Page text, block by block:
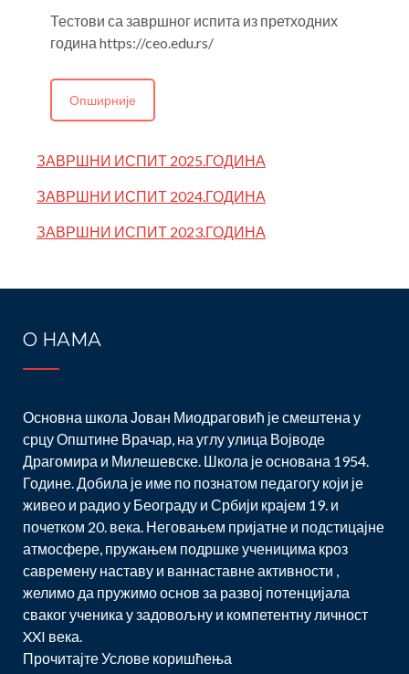
Тестови са завршног испита из претходних
година https://ceo.edu.rs/
Опширније
ЗАВРШНИ ИСПИТ 2025.ГОДИНА
ЗАВРШНИ ИСПИТ 2024.ГОДИНА
ЗАВРШНИ ИСПИТ 2023.ГОДИНА
О НАМА
Основна школа Јован Миодраговић је смештена у
срцу Општине Врачар, на углу улица Војводе
Драгомира и Милешевске. Школа је основана 1954.
Године. Добила је име по познатом педагогу који је
живео и радио у Београду и Србији крајем 19. и
почетком 20. века. Неговањем пријатне и подстицајне
атмосфере, пружањем подршке ученицима кроз
савремену наставу и ваннаставне активности ,
желимо да пружимо основ за развој потенцијала
сваког ученика у задовољну и компетентну личност
XXI века.
ПрочитајтеУслове коришћења